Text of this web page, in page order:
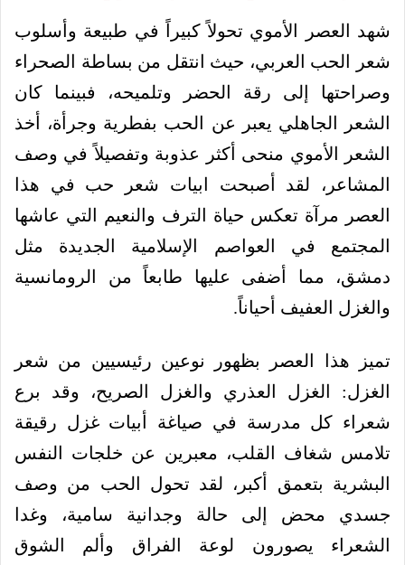
شهد العصر الأموي تحولاً كبيراً في طبيعة وأسلوب
شعر الحب العربي، حيث انتقل من بساطة الصحراء
وصراحتها إلى رقة الحضر وتلميحه، فبينما كان
الشعر الجاهلي يعبر عن الحب بفطرية وجرأة، أخذ
الشعر الأموي منحى أكثر عذوبة وتفصيلاً في وصف
المشاعر، لقد أصبحت ابيات شعر حب في هذا
العصر مرآة تعكس حياة الترف والنعيم التي عاشها
المجتمع في العواصم الإسلامية الجديدة مثل
دمشق، مما أضفى عليها طابعاً من الرومانسية
والغزل العفيف أحياناً.
تميز هذا العصر بظهور نوعين رئيسيين من شعر
الغزل: الغزل العذري والغزل الصريح، وقد برع
شعراء كل مدرسة في صياغة أبيات غزل رقيقة
تلامس شغاف القلب، معبرين عن خلجات النفس
البشرية بتعمق أكبر، لقد تحول الحب من وصف
جسدي محض إلى حالة وجدانية سامية، وغدا
الشعراء يصورون لوعة الفراق وألم الشوق